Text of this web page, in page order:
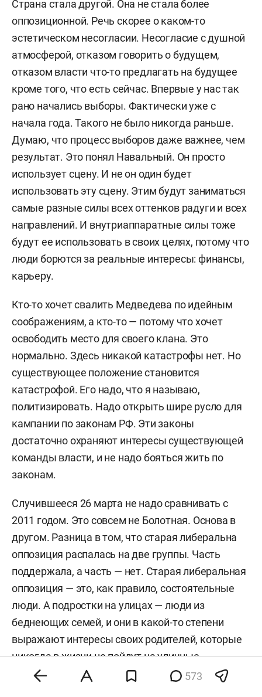
Страна стала другой. Она не стала более
оппозиционной. Речь скорее о каком-то
эстетическом несогласии. Несогласие с душной
атмосферой, отказом говорить о будущем,
отказом власти что-то предлагать на будущее
кроме того, что есть сейчас. Впервые у нас так
рано начались выборы. Фактически уже с
начала года. Такого не было никогда раньше.
Думаю, что процесс выборов даже важнее, чем
результат. Это понял Навальный. Он просто
использует сцену. И не он один будет
использовать эту сцену. Этим будут заниматься
самые разные силы всех оттенков радуги и всех
направлений. И внутриаппаратные силы тоже
будут ее использовать в своих целях, потому что
люди борются за реальные интересы: финансы,
карьеру.
Кто-то хочет свалить Медведева по идейным
соображениям, а кто-то — потому что хочет
освободить место для своего клана. Это
нормально. Здесь никакой катастрофы нет. Но
существующее положение становится
катастрофой. Его надо, что я называю,
политизировать. Надо открыть шире русло для
кампании по законам РФ. Эти законы
достаточно охраняют интересы существующей
команды власти, и не надо бояться жить по
законам.
Случившееся 26 марта не надо сравнивать с
2011 годом. Это совсем не Болотная. Основа в
другом. Разница в том, что старая либеральна
оппозиция распалась на две группы. Часть
поддержала, а часть — нет. Старая либеральная
оппозиция — это, как правило, состоятельные
люди. А подростки на улицах — люди из
беднеющих семей, и они в какой-то степени
выражают интересы своих родителей, которые
никогда в жизни не пойдут на уличные
демонстрации. Я думаю, что часть либералов с
573